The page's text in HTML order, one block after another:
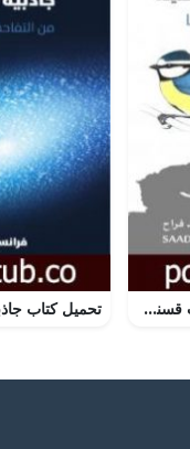
تحميل كتاب طيور جامعات قسنطينة PDF تأليف سعد فراح مجانا [كامل]